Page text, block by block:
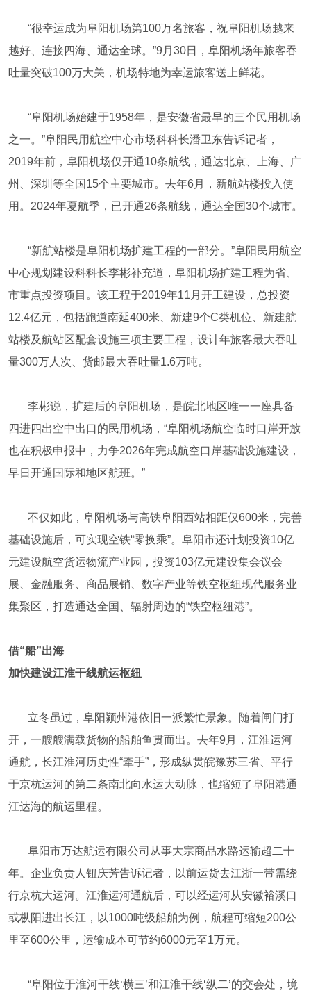
“很幸运成为阜阳机场第100万名旅客，祝阜阳机场越来
越好、连接四海、通达全球。”9月30日，阜阳机场年旅客吞
吐量突破100万大关，机场特地为幸运旅客送上鲜花。
“阜阳机场始建于1958年，是安徽省最早的三个民用机场
之一。”阜阳民用航空中心市场科科长潘卫东告诉记者，
2019年前，阜阳机场仅开通10条航线，通达北京、上海、广
州、深圳等全国15个主要城市。去年6月，新航站楼投入使
用。2024年夏航季，已开通26条航线，通达全国30个城市。
“新航站楼是阜阳机场扩建工程的一部分。”阜阳民用航空
中心规划建设科科长李彬补充道，阜阳机场扩建工程为省、
市重点投资项目。该工程于2019年11月开工建设，总投资
12.4亿元，包括跑道南延400米、新建9个C类机位、新建航
站楼及航站区配套设施三项主要工程，设计年旅客最大吞吐
量300万人次、货邮最大吞吐量1.6万吨。
李彬说，扩建后的阜阳机场，是皖北地区唯一一座具备
四进四出空中出口的民用机场，“阜阳机场航空临时口岸开放
也在积极申报中，力争2026年完成航空口岸基础设施建设，
早日开通国际和地区航班。”
不仅如此，阜阳机场与高铁阜阳西站相距仅600米，完善
基础设施后，可实现空铁“零换乘”。阜阳市还计划投资10亿
元建设航空货运物流产业园，投资103亿元建设集会议会
展、金融服务、商品展销、数字产业等铁空枢纽现代服务业
集聚区，打造通达全国、辐射周边的“铁空枢纽港”。
借“船”出海
加快建设江淮干线航运枢纽
立冬虽过，阜阳颍州港依旧一派繁忙景象。随着闸门打
开，一艘艘满载货物的船舶鱼贯而出。去年9月，江淮运河
通航，长江淮河历史性“牵手”，形成纵贯皖豫苏三省、平行
于京杭运河的第二条南北向水运大动脉，也缩短了阜阳港通
江达海的航运里程。
阜阳市万达航运有限公司从事大宗商品水路运输超二十
年。企业负责人钮庆芳告诉记者，以前运货去江浙一带需绕
行京杭大运河。江淮运河通航后，可以经运河从安徽裕溪口
或枞阳进出长江，以1000吨级船舶为例，航程可缩短200公
里至600公里，运输成本可节约6000元至1万元。
“阜阳位于淮河干线‘横三’和江淮干线‘纵二’的交会处，境